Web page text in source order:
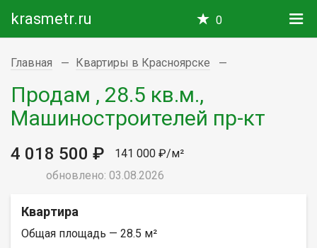
krasmetr.ru 0
Главная Квартиры в Красноярске
Продам , 28.5 кв.м.,
Машиностроителей пр-кт
4 018 500 ₽
141 000 ₽/м²
обновлено: 03.08.2026
Квартира
Общая площадь — 28.5 м²